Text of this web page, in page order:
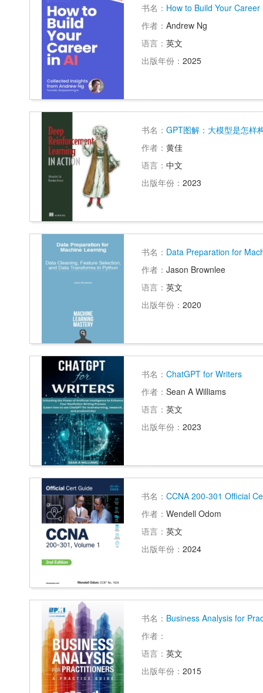
书名： How to Build Your Career
作者： Andrew Ng
语言： 英文
出版年份： 2025
书名： GPT图解：大模型是怎样
作者： 黄佳
语言： 中文
出版年份： 2023
书名： Data Preparation for
作者： Jason Brownlee
语言： 英文
出版年份： 2020
书名： ChatGPT for Writers
作者： Sean A Williams
语言： 英文
出版年份： 2023
书名： CCNA 200-301 Official
作者： Wendell Odom
语言： 英文
出版年份： 2024
书名： Business Analysis for
作者：
语言： 英文
出版年份： 2015